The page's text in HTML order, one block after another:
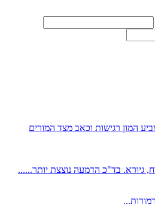
המון רגישות וכאב מצד המורים
גיורא. בד"כ הדמעה נוצצת יותר......